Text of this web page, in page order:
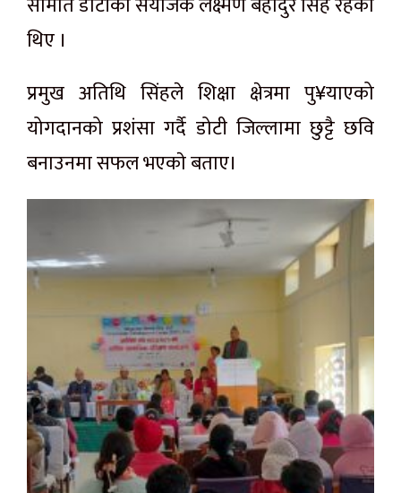
थिए ।
प्रमुख अतिथि सिंहले शिक्षा क्षेत्रमा पु¥याएको
योगदानको प्रशंसा गर्दै डोटी जिल्लामा छुट्टै छवि
बनाउनमा सफल भएकाे बताए।